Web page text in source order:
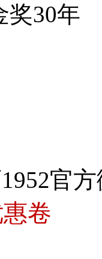
奖30年
官
卷